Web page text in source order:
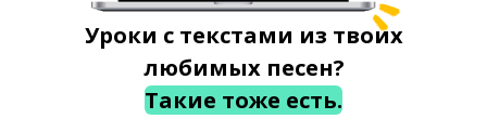
Уроки с текстами из твоих
любимых песен?
Такие тоже есть.